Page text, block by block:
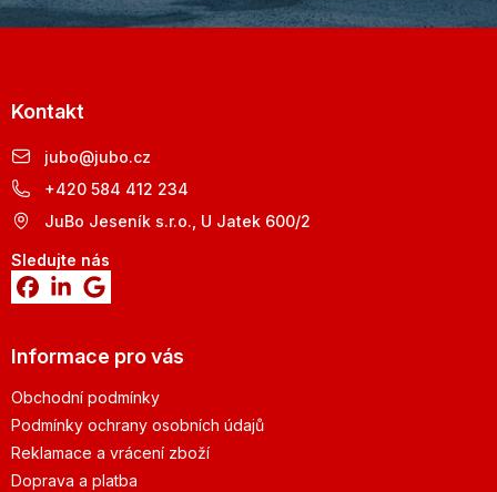
Kontakt
jubo@jubo.cz
+420 584 412 234
JuBo Jeseník s.r.o., U Jatek 600/2
Sledujte nás
Informace pro vás
Obchodní podmínky
Podmínky ochrany osobních údajů
Reklamace a vrácení zboží
Doprava a platba